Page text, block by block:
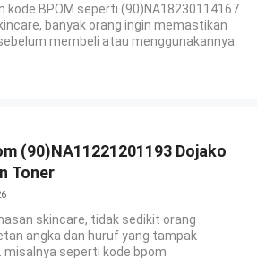
kode BPOM seperti (90)NA18230114167
banyak orang ingin memastikan
membeli atau menggunakannya.
(90)NA11221201193 Dojako
Toner
skincare, tidak sedikit orang
angka dan huruf yang tampak
misalnya seperti kode bpom